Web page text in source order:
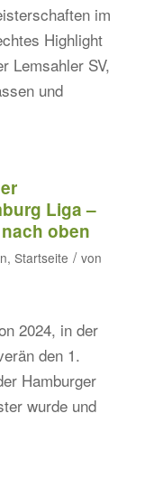
im
Highlight
Lemsahler SV,
und
Liga –
oben
, Startseite / von
2024, in der
den 1.
Hamburger
wurde und